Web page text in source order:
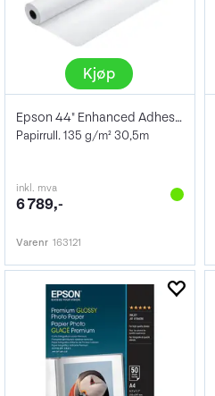
Kjøp
Epson 44" Enhanced Adhesive Synthetic
Papirrull. 135 g/m² 30,5m
inkl. mva
6 789,-
Varenr 163121